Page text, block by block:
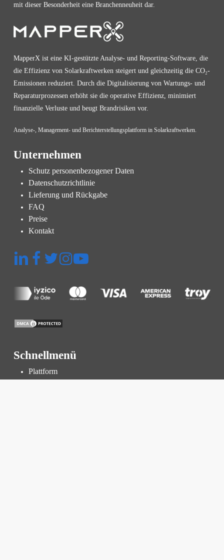
mit dieser Besonderheit eine Branchenneuheit dar.
MapperX ist eine KI-gestützte Analyse- und Reporting-Software, die
die Effizienz von Solarkraftwerken steigert und gleichzeitig die CO₂-
Emissionen reduziert. Durch die Digitalisierung von Wartungs- und
Reparaturprozessen erhöht sie die operative Effizienz, minimiert
finanzielle Verluste und beugt Brandrisiken vor.
Analyse-, Management- und Berichterstellungsplattform in Solarkraftwerken.
Unternehmen
Schutz personenbezogener Daten
Datenschutzrichtlinie
Lieferung und Rückgabe
FAQ
Preise
Kontakt
Schnellmenü
Plattform